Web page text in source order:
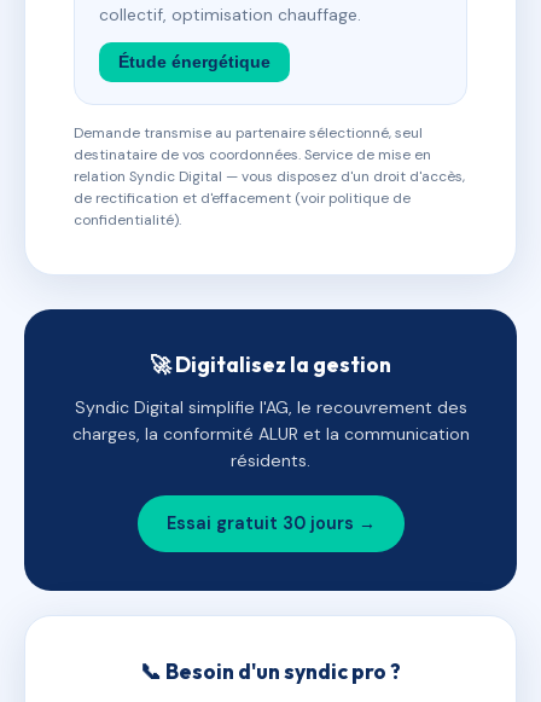
collectif, optimisation chauffage.
Étude énergétique
Demande transmise au partenaire sélectionné, seul
destinataire de vos coordonnées. Service de mise en
relation Syndic Digital — vous disposez d'un droit d'accès,
de rectification et d'effacement (voir politique de
confidentialité).
🚀 Digitalisez la gestion
Syndic Digital simplifie l'AG, le recouvrement des
charges, la conformité ALUR et la communication
résidents.
Essai gratuit 30 jours →
📞 Besoin d'un syndic pro ?